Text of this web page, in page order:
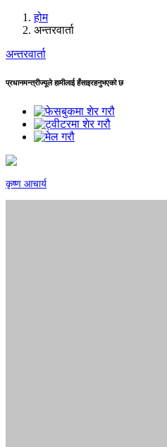
होम
अन्तरवार्ता
अन्तरवार्ता
प्रधानमन्त्रीज्यूले हामीलाई हँसाइरहनुभएको छ
कृष्ण आचार्य